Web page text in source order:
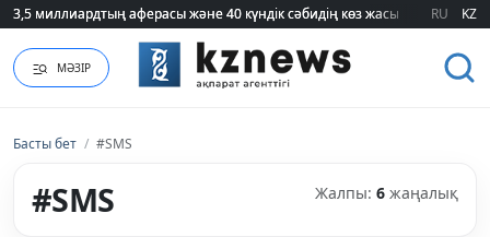
3,5 миллиардтың аферасы және 40 күндік сәбидің көз жасы:
3,5 миллиардтың аферасы және 40 күндік сәбидің көз жасы: RU KZ
МӘЗІР
Басты бет / #SMS
#SMS Жалпы: 6 жаңалық